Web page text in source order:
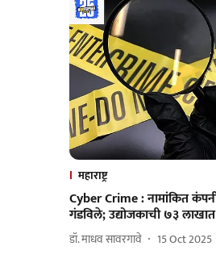
महाराष्ट्र
Cyber Crime : नामांकित
गंडविले; उद्योजकाची ७३
डॉ. माधव सावरगावे 15 Oct 2025